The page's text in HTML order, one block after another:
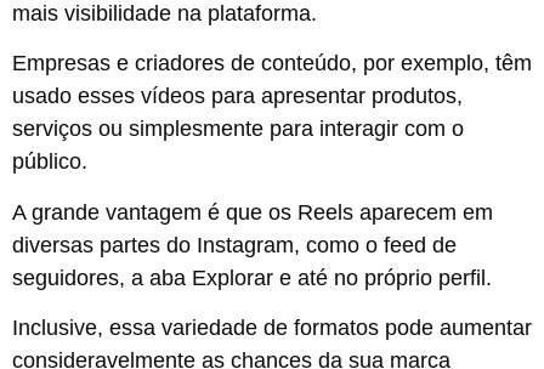
mais visibilidade na plataforma.
Empresas e criadores de conteúdo, por exemplo, têm
usado esses vídeos para apresentar produtos,
serviços ou simplesmente para interagir com o
público.
A grande vantagem é que os Reels aparecem em
diversas partes do Instagram, como o feed de
seguidores, a aba Explorar e até no próprio perfil.
Inclusive, essa variedade de formatos pode aumentar
consideravelmente as chances da sua marca